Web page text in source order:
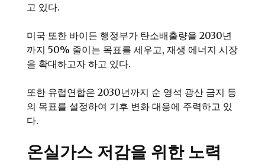
고 있다.
미국 또한 바이든 행정부가 탄소배출량을 2030년
까지 50% 줄이는 목표를 세우고, 재생 에너지 시장
을 확대하고자 하고 있다.
또한 유럽연합은 2030년까지 순 영석 광산 금지 등
의 목표를 설정하여 기후 변화 대응에 주력하고 있
다.
온실가스 저감을 위한 노력